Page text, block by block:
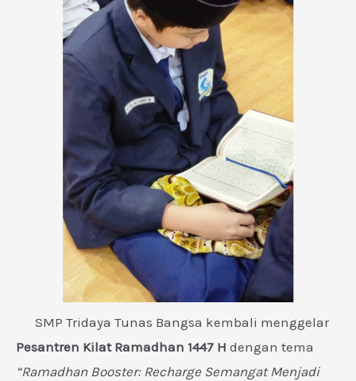
SMP Tridaya Tunas Bangsa kembali menggelar
Pesantren Kilat Ramadhan 1447 H dengan tema
“Ramadhan Booster: Recharge Semangat Menjadi